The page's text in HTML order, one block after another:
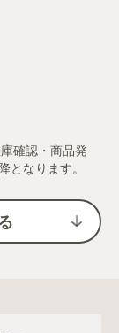
確認・商品発
となります。